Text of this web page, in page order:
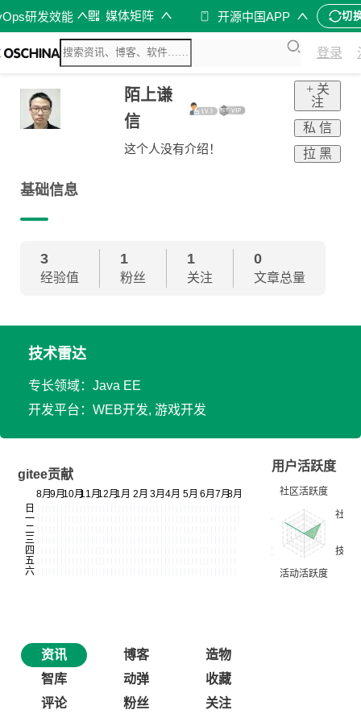
研发效能 媒体矩阵 开源中国APP 切
登录
陌上谦
信
这个人没有介绍！
+ 关
注
私 信
拉 黑
基础信息
3
经验值
1
粉丝
1
关注
0
文章总量
技术雷达
专长领域：Java EE
开发平台：WEB开发, 游戏开发
gitee贡献
用户活跃度
资讯 博客
造物
智库
动弹
收藏
评论
粉丝 关注